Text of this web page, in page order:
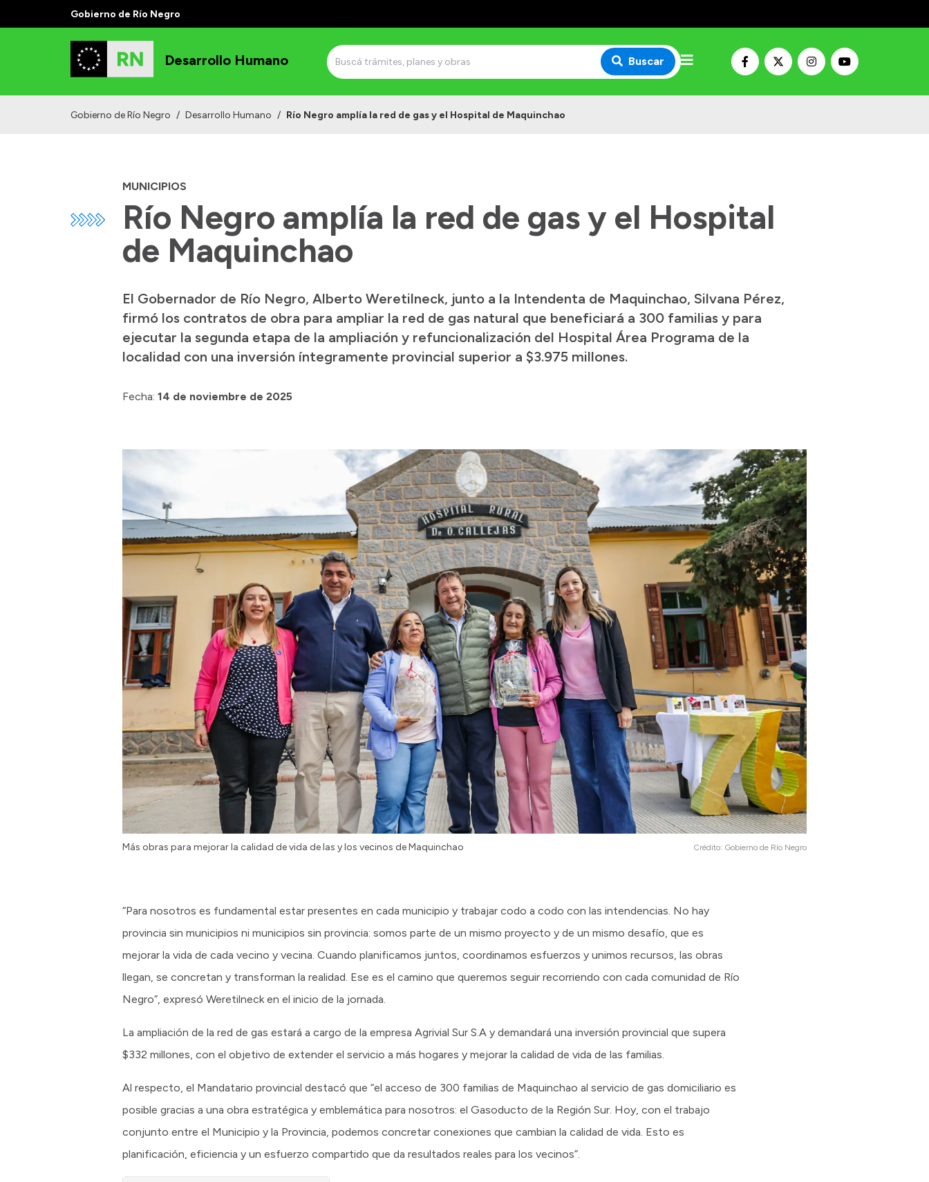
Gobierno de Río Negro
Desarrollo Humano Buscar
Gobierno de Río Negro / Desarrollo Humano / Río Negro amplía la red de gas y el Hospital de Maquinchao
MUNICIPIOS
Río Negro amplía la red de gas y el Hospital
de Maquinchao
El Gobernador de Río Negro, Alberto Weretilneck, junto a la Intendenta de Maquinchao, Silvana Pérez,
firmó los contratos de obra para ampliar la red de gas natural que beneficiará a 300 familias y para
ejecutar la segunda etapa de la ampliación y refuncionalización del Hospital Área Programa de la
localidad con una inversión íntegramente provincial superior a $3.975 millones.
Fecha: 14 de noviembre de 2025
Más obras para mejorar la calidad de vida de las y los vecinos de Maquinchao Crédito: Gobierno de Río Negro
“Para nosotros es fundamental estar presentes en cada municipio y trabajar codo a codo con las intendencias. No hay
provincia sin municipios ni municipios sin provincia: somos parte de un mismo proyecto y de un mismo desafío, que es
mejorar la vida de cada vecino y vecina. Cuando planificamos juntos, coordinamos esfuerzos y unimos recursos, las obras
llegan, se concretan y transforman la realidad. Ese es el camino que queremos seguir recorriendo con cada comunidad de Río
Negro”, expresó Weretilneck en el inicio de la jornada.
La ampliación de la red de gas estará a cargo de la empresa Agrivial Sur S.A y demandará una inversión provincial que supera
$332 millones, con el objetivo de extender el servicio a más hogares y mejorar la calidad de vida de las familias.
Al respecto, el Mandatario provincial destacó que “el acceso de 300 familias de Maquinchao al servicio de gas domiciliario es
posible gracias a una obra estratégica y emblemática para nosotros: el Gasoducto de la Región Sur. Hoy, con el trabajo
conjunto entre el Municipio y la Provincia, podemos concretar conexiones que cambian la calidad de vida. Esto es
planificación, eficiencia y un esfuerzo compartido que da resultados reales para los vecinos”.